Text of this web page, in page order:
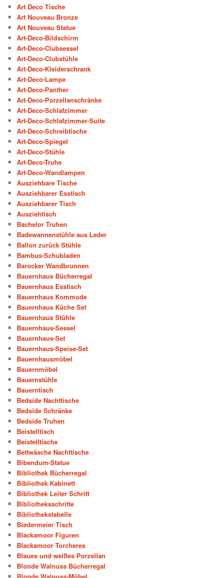
Art Deco Tische
Art Nouveau Bronze
Art Nouveau Statue
Art-Deco-Bildschirm
Art-Deco-Clubsessel
Art-Deco-Clubstühle
Art-Deco-Kleiderschrank
Art-Deco-Lampe
Art-Deco-Panther
Art-Deco-Porzellanschränke
Art-Deco-Schlafzimmer
Art-Deco-Schlafzimmer-Suite
Art-Deco-Schreibtische
Art-Deco-Spiegel
Art-Deco-Stühle
Art-Deco-Truhe
Art-Deco-Wandlampen
Ausziehbare Tische
Ausziehbarer Esstisch
Ausziehbarer Tisch
Ausziehtisch
Bachelor Truhen
Badewannenstühle aus Leder
Ballon zurück Stühle
Bambus-Schubladen
Barocker Wandbrunnen
Bauernhaus Bücherregal
Bauernhaus Esstisch
Bauernhaus Kommode
Bauernhaus Küche Set
Bauernhaus Stühle
Bauernhaus-Sessel
Bauernhaus-Set
Bauernhaus-Speise-Set
Bauernhausmöbel
Bauernmöbel
Bauernstühle
Bauerntisch
Bedside Nachttische
Bedside Schränke
Bedside Truhen
Beistelltisch
Beistelltische
Bettwäsche Nachttische
Bibendum-Statue
Bibliothek Bücherregal
Bibliothek Kabinett
Bibliothek Leiter Schritt
Bibliotheksschritte
Bibliothekstabelle
Biedermeier Tisch
Blackamoor Figuren
Blackamoor Torcheres
Blaues und weißes Porzellan
Blonde Walnuss Bücherregal
Blonde Walnuss-Möbel